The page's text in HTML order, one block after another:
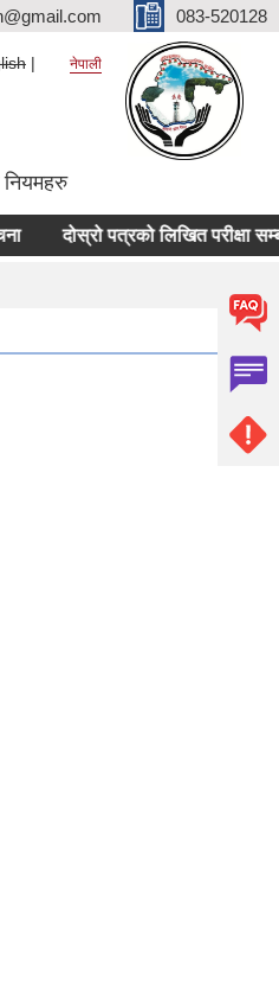
083-520128
नेपाली
दोस्रो पत्रको लिखित परीक्षा